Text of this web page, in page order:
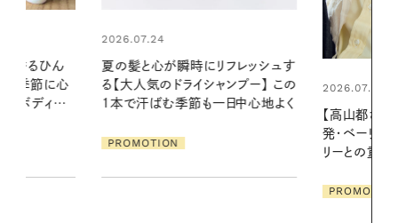
レッシュす
プー】 この
中心地よく
2026.07.21
リーとの重ねづけも素敵な大人の
2026.06.01
える夜の爽